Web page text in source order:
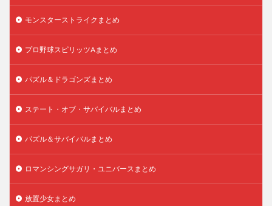
モンスターストライクまとめ
プロ野球スピリッツAまとめ
パズル＆ドラゴンズまとめ
ステート・オブ・サバイバルまとめ
パズル＆サバイバルまとめ
ロマンシングサガリ・ユニバースまとめ
放置少女まとめ